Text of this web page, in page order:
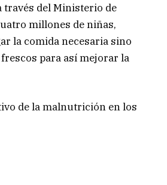
través del Ministerio de
millones de niñas,
la comida necesaria sino
para así mejorar la
de la malnutrición en los